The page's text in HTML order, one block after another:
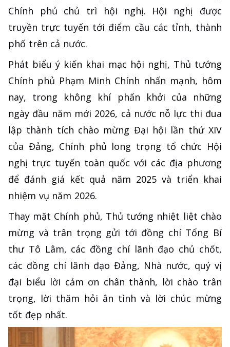
Chính phủ chủ trì hội nghị. Hội nghị được
truyền trực tuyến tới điểm cầu các tỉnh, thành
phố trên cả nước.
Phát biểu ý kiến khai mạc hội nghị, Thủ tướng
Chính phủ Phạm Minh Chính nhấn mạnh, hôm
nay, trong không khí phấn khởi của những
ngày đầu năm mới 2026, cả nước nỗ lực thi đua
lập thành tích chào mừng Đại hội lần thứ XIV
của Đảng, Chính phủ long trọng tổ chức Hội
nghị trực tuyến toàn quốc với các địa phương
để đánh giá kết quả năm 2025 và triển khai
nhiệm vụ năm 2026.
Thay mặt Chính phủ, Thủ tướng nhiệt liệt chào
mừng và trân trọng gửi tới đồng chí Tổng Bí
thư Tô Lâm, các đồng chí lãnh đạo chủ chốt,
các đồng chí lãnh đạo Đảng, Nhà nước, quý vị
đại biểu lời cảm ơn chân thành, lời chào trân
trọng, lời thăm hỏi ân tình và lời chúc mừng
tốt đẹp nhất.